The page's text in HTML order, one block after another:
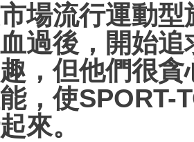
場流行運動
過後，開始
，但他們很
，使SPORT-
來。